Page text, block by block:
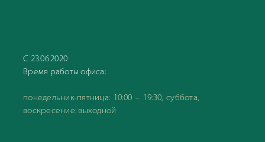
С 23.06.2020
Время работы офиса:
понедельник-пятница: 10:00 – 19:30, суббота,
воскресение: выходной